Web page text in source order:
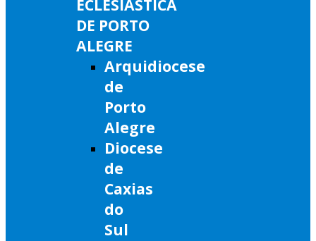
ECLESIÁSTICA
DE PORTO
ALEGRE
Arquidiocese
de
Porto
Alegre
Diocese
de
Caxias
do
Sul